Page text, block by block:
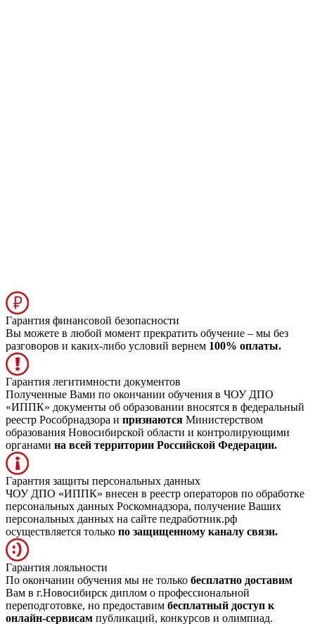
Гарантия финансовой безопасности
Вы можете в любой момент прекратить обучение – мы без
разговоров и каких-либо условий вернем 100% оплаты.
Гарантия легитимности документов
Полученные Вами по окончании обучения в ЧОУ ДПО
«ИППК» документы об образовании вносятся в федеральный
реестр Рособрнадзора и признаются Министерством
образования Новосибирской области и контролирующими
органами на всей территории Российской Федерации.
Гарантия защиты персональных данных
ЧОУ ДПО «ИППК» внесен в реестр операторов по обработке
персональных данных Роскомнадзора, получение Ваших
персональных данных на сайте педработник.рф
осуществляется только по защищенному каналу связи.
Гарантия лояльности
По окончании обучения мы не только бесплатно доставим
Вам в г.Новосибирск диплом о профессиональной
переподготовке, но предоставим бесплатный доступ к
онлайн-сервисам публикаций, конкурсов и олимпиад.